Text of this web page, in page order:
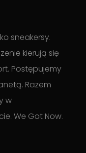
sneakersy.
kierują się
Postępujemy
Razem
w
We Got Now.